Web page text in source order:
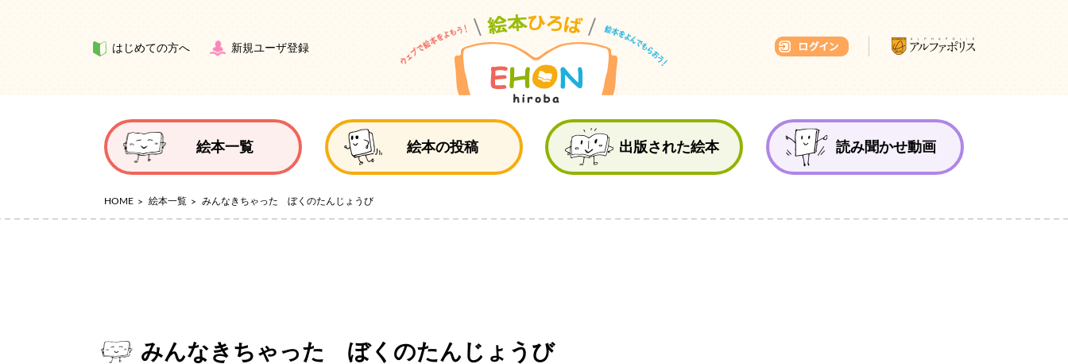
はじめての方へ 新規ユーザ登録
絵本一覧 絵本の投稿 出版された絵本 読み聞かせ動画
HOME 絵本一覧 みんなきちゃった ぼくのたんじょうび
みんなきちゃった ぼくのたんじょうび